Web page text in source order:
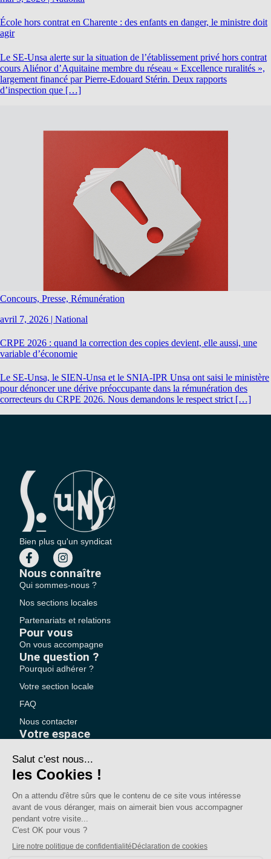
École hors contrat en Charente : des enfants en danger, le ministre doit
agir
Le SE-Unsa alerte sur la situation de l’établissement privé hors contrat
cours Aliénor d’Aquitaine membre du réseau « Excellence ruralités »,
largement financé par Pierre-Edouard Stérin. Deux rapports
d’inspection que […]
Concours, Presse, Rémunération
avril 7, 2026 | National
CRPE 2026 : quand la correction des copies devient, elle aussi, une
variable d’économie
Le SE-Unsa, le SIEN-Unsa et le SNIA-IPR Unsa ont saisi le ministère
pour dénoncer une dérive préoccupante dans la rémunération des
correcteurs du CRPE 2026. Nous demandons le respect strict […]
Bien plus qu'un syndicat
Nous connaître
Qui sommes-nous ?
Nos sections locales
Partenariats et relations
Pour vous
On vous accompagne
Une question ?
Pourquoi adhérer ?
Votre section locale
FAQ
Nous contacter
Votre espace
Adhérer au SE-UNSA